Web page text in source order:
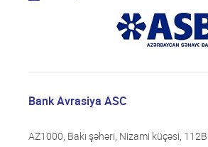
Bank Avrasiya ASC
AZ1000, Bakı şəhəri, Nizami küçəsi, 112B